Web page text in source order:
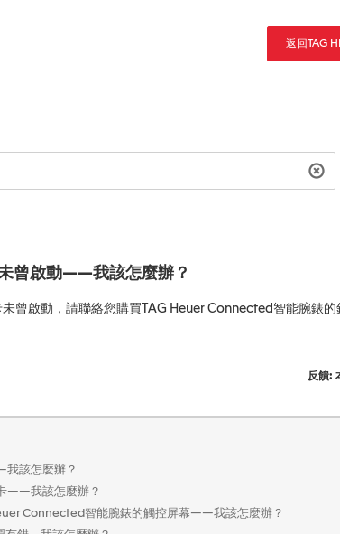
返回TAG
曾啟動——我該怎麼辦？
曾啟動，請聯絡您購買TAG Heuer Connected智能腕錶
反饋:
該怎麼辦？
——我該怎麼辦？
Connected智能腕錶的觸控屏幕——我該怎麼辦？